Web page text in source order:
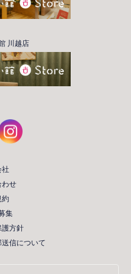
川越店
社
わせ
約
集
護方針
信について